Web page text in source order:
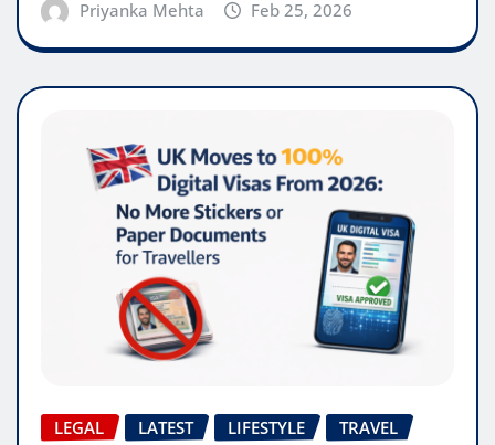
Priyanka Mehta Feb 25, 2026
LEGAL LATEST LIFESTYLE TRAVEL